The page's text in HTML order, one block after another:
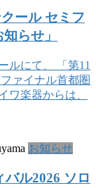
らせ」
ルにて、 「第11
ァイナル首都圏
楽器からは、
お知らせ